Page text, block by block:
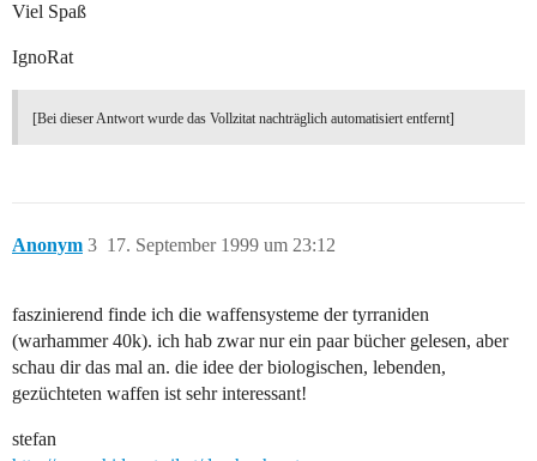
Viel Spaß
IgnoRat
[Bei dieser Antwort wurde das Vollzitat nachträglich automatisiert entfernt]
Anonym 17. September 1999 um 23:12
3
faszinierend finde ich die waffensysteme der tyrraniden
(warhammer 40k). ich hab zwar nur ein paar bücher gelesen, aber
schau dir das mal an. die idee der biologischen, lebenden,
gezüchteten waffen ist sehr interessant!
stefan